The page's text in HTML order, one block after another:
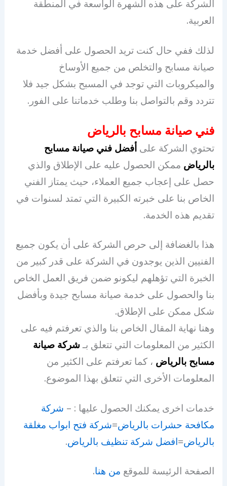
الشركة على هذه الشهرة الواسعة في المنطقة
العربية.
لذلك ففي حال كنت تريد الحصول على أفضل خدمة
صيانة مسابح والتخلص من جميع الأوساخ
والميكروبات التي توجد في المسبح بشكل جيد فلا
تتردد وقم بالتواصل بنا وطلب خدماتنا على الفور.
فني صيانة مسابح بالرياض
تحتوي الشركة على أفضل فني صيانة مسابح
بالرياض ممكن الحصول عليه على الإطلاق والذي
حصل على إعجاب جميع العملاء، حيث يمتاز الفني
الخاص بنا على خبرته الكبيرة التي تمتد لسنوات في
تقديم هذه الخدمة.
هذا بالغضافة إلى حرص الشركة على أن يكون جميع
الفنيين الذين يوجدون في الشركة على قدر كبير من
الخبرة التي تؤهلهم ليكونو ضمن فريق العمل الخاص
بنا والحصول على خدمة صيانة مسابح جيدة وبأفضل
شكل ممكن على الإطلاق.
وهنا نهاية المقال الخاص بنا والذي تعرفتم فيه على
الكثير من المعلومات التي تتعلق بـشركة صيانة
مسابح بالرياض ، كما تعرفتم على الكثير من
المعلومات الأخرى التي تتعلق بهذا الموضوع.
خدمات اخرى يمكنك الحصول عليها : – شركة
مكافحة حشرات بالرياض=شركة فتح ابواب مغلقة
بالرياض=افضل شركة تنظيف بالرياض.
الصفحة الرئيسة للموقع من هنا.